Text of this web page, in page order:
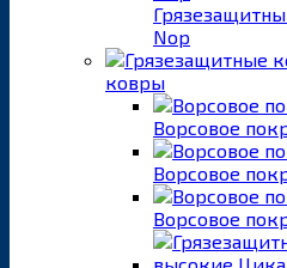
Nop
ковры
Ворсовое
Ворсовое
Ворсовое